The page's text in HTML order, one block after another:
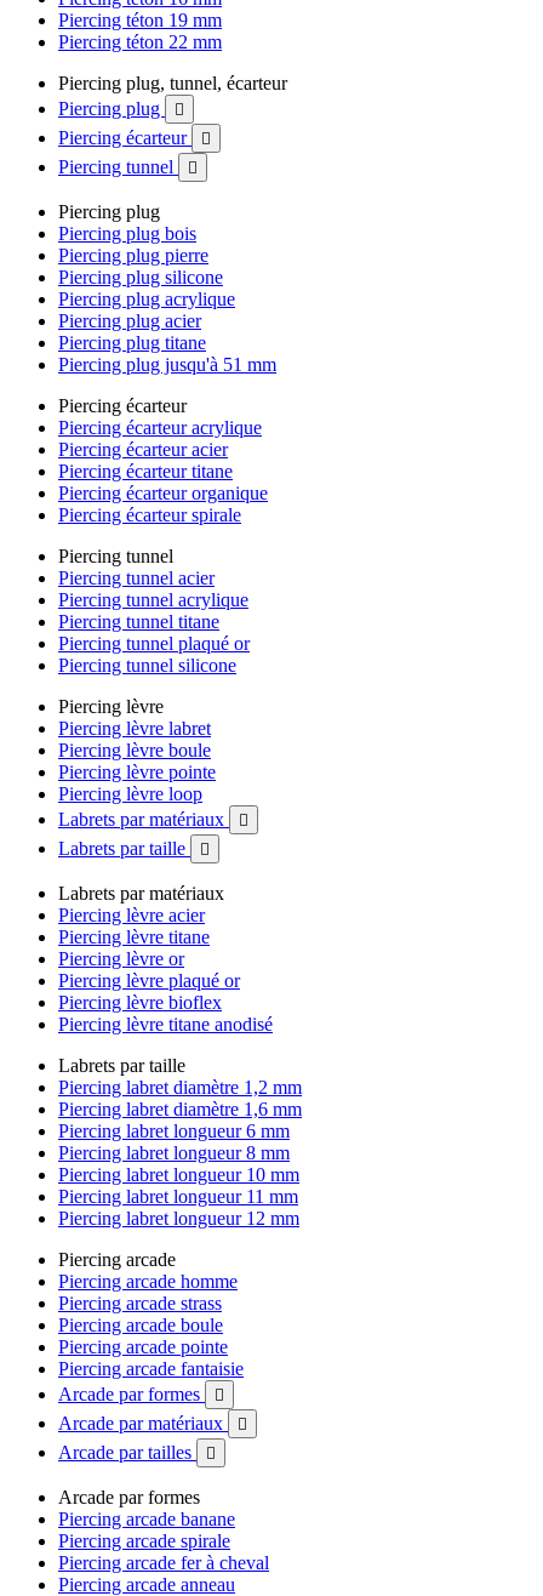
Piercing téton 19 mm
Piercing téton 22 mm
Piercing plug, tunnel, écarteur
Piercing plug

Piercing écarteur 
Piercing tunnel 
Piercing plug
Piercing plug bois
Piercing plug pierre
Piercing plug silicone
Piercing plug acrylique
Piercing plug acier
Piercing plug titane
Piercing plug jusqu'à 51 mm
Piercing écarteur
Piercing écarteur acrylique
Piercing écarteur acier
Piercing écarteur titane
Piercing écarteur organique
Piercing écarteur spirale
Piercing tunnel
Piercing tunnel acier
Piercing tunnel acrylique
Piercing tunnel titane
Piercing tunnel plaqué or
Piercing tunnel silicone
Piercing lèvre
Piercing lèvre labret
Piercing lèvre boule
Piercing lèvre pointe
Piercing lèvre loop
Labrets par matériaux

Labrets par taille 
Labrets par matériaux
Piercing lèvre acier
Piercing lèvre titane
Piercing lèvre or
Piercing lèvre plaqué or
Piercing lèvre bioflex
Piercing lèvre titane anodisé
Labrets par taille
Piercing labret diamètre 1,2 mm
Piercing labret diamètre 1,6 mm
Piercing labret longueur 6 mm
Piercing labret longueur 8 mm
Piercing labret longueur 10 mm
Piercing labret longueur 11 mm
Piercing labret longueur 12 mm
Piercing arcade
Piercing arcade homme
Piercing arcade strass
Piercing arcade boule
Piercing arcade pointe
Piercing arcade fantaisie
Arcade par formes

Arcade par matériaux 
Arcade par tailles 
Arcade par formes
Piercing arcade banane
Piercing arcade spirale
Piercing arcade fer à cheval
Piercing arcade anneau